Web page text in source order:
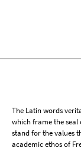
The Latin words
which frame the seal
stand for the values
academic ethos of